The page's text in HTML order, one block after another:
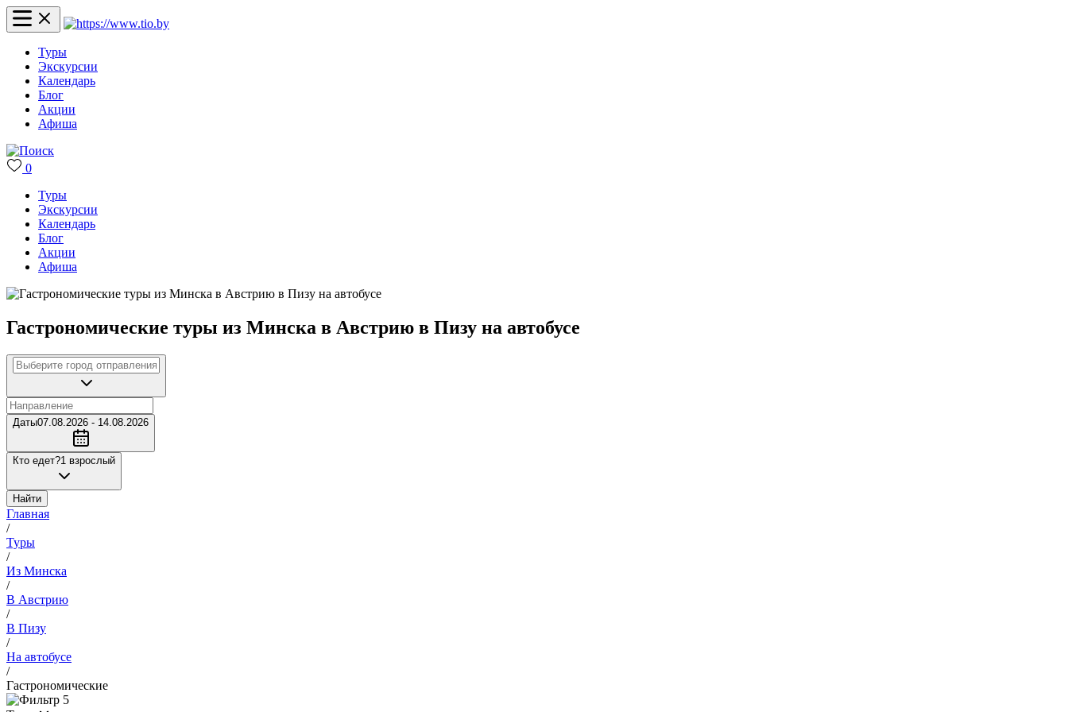
Туры
Экскурсии
Календарь
Блог
Акции
Афиша
0
Туры
Экскурсии
Календарь
Блог
Акции
Афиша
Гастрономические туры из Минска в Австрию в Пизу на автобусе
Даты07.08.2026 - 14.08.2026
Кто едет?1 взрослый
Найти
Главная
/
Туры
/
Из Минска
/
В Австрию
/
В Пизу
/
На автобусе
/
Гастрономические
5